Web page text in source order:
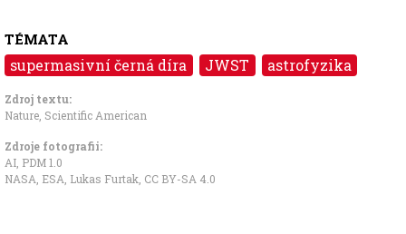
TÉMATA
supermasivní černá díra JWST astrofyzika
Zdroj textu:
Nature Scientific American
Zdroje fotografii:
AI, PDM 1.0
NASA, ESA, Lukas Furtak CC BY-SA 4.0